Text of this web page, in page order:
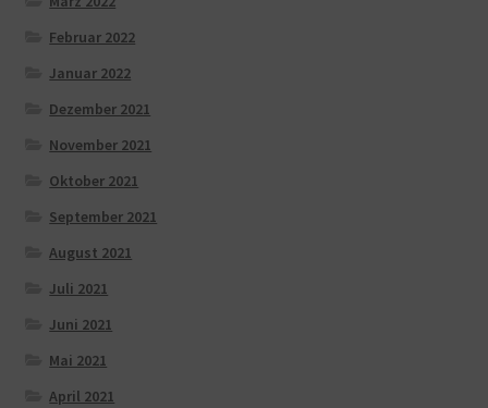
Februar 2022
Januar 2022
Dezember 2021
November 2021
Oktober 2021
September 2021
August 2021
Juli 2021
Juni 2021
Mai 2021
April 2021